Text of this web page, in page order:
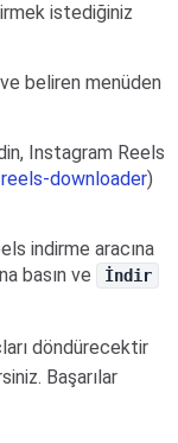
istediğiniz
ve beliren menüden
Instagram Reels
downloader)
indirme aracına
basın ve İndir
döndürecektir
Başarılar